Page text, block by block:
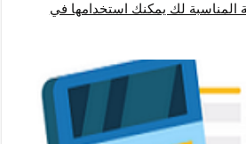
المناسبة لك يمكنك استخدامها في